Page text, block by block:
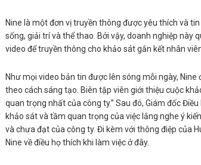
Nine là một đơn vị truyền thông được yêu thích và
sống, giải trí và thể thao. Bởi vậy, doanh nghiệp này
video để truyền thông cho khảo sát gắn kết nhân
Như mọi video bản tin được lên sóng mỗi ngày,
theo cách sáng tạo. Biên tập viên giới thiệu cuộc
quan trọng nhất của công ty.” Sau đó, Giám đốc
khảo sát và tầm quan trọng của việc lắng nghe ý
và chưa đạt của công ty. Đi kèm với thông điệp của
Nine về điều họ thích khi làm việc ở đây.